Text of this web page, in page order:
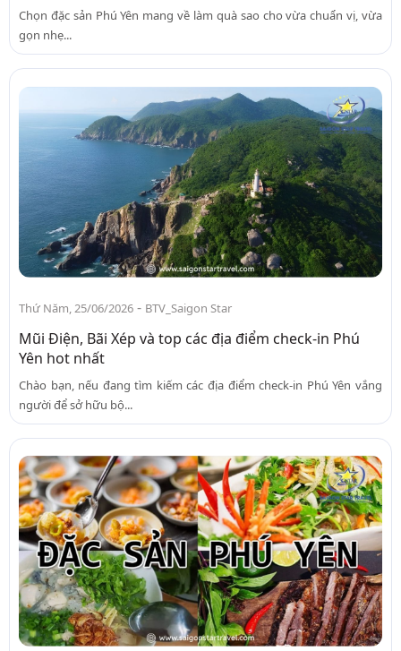
Chọn đặc sản Phú Yên mang về làm quà sao cho vừa chuẩn vị, vừa
gọn nhẹ...
Thứ Năm, 25/06/2026 - BTV_Saigon Star
Mũi Điện, Bãi Xép và top các địa điểm check-in Phú
Yên hot nhất
Chào bạn, nếu đang tìm kiếm các địa điểm check-in Phú Yên vắng
người để sở hữu bộ...